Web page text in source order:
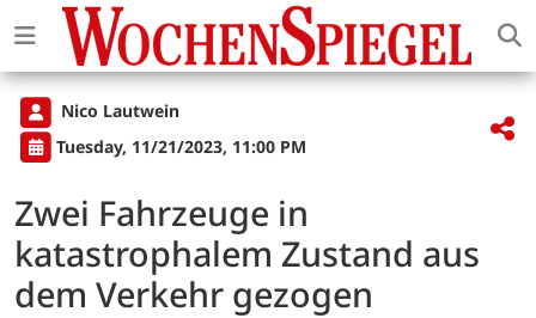
Nico Lautwein
Tuesday, 11/21/2023, 11:00 PM
Zwei Fahrzeuge in
katastrophalem Zustand aus
dem Verkehr gezogen